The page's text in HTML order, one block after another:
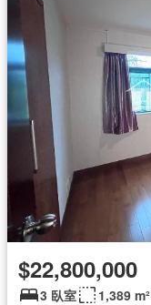
$22,800,000
3 臥室 1,389 m²